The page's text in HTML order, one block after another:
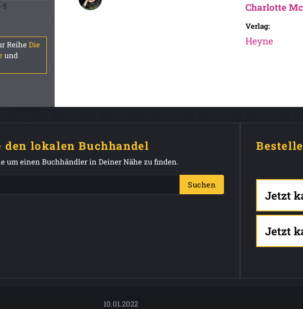
5
Reihe Die
und
Charlotte
Verlag:
Heyne
den lokalen Buchhandel
um einen Buchhändler in Deiner Nähe zu finden.
Suchen
Jetzt
Jetzt
10.01.2022